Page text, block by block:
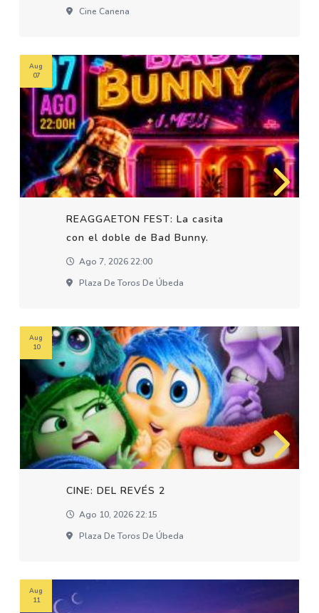
Cine Canena
REAGGAETON FEST: La casita
con el doble de Bad Bunny.
Ago 7, 2026 22:00
Plaza De Toros De Úbeda
Aug
07
CINE: DEL REVÉS 2
Ago 10, 2026 22:15
Plaza De Toros De Úbeda
Aug
10
Aug
11